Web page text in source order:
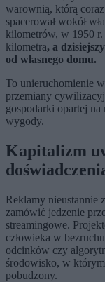
warownią, którą
spacerował wokół
kilometrów, w 1950 r.
kilometra, a
od własnego domu.
To unieruchomienie
przemiany
gospodarki opartej
wygody.
Kapitalizm
Reklamy nieustannie
zamówić jedzenie
streamingowe.
człowieka w
odcinków czy
środowisko, w którym
pobudzony.